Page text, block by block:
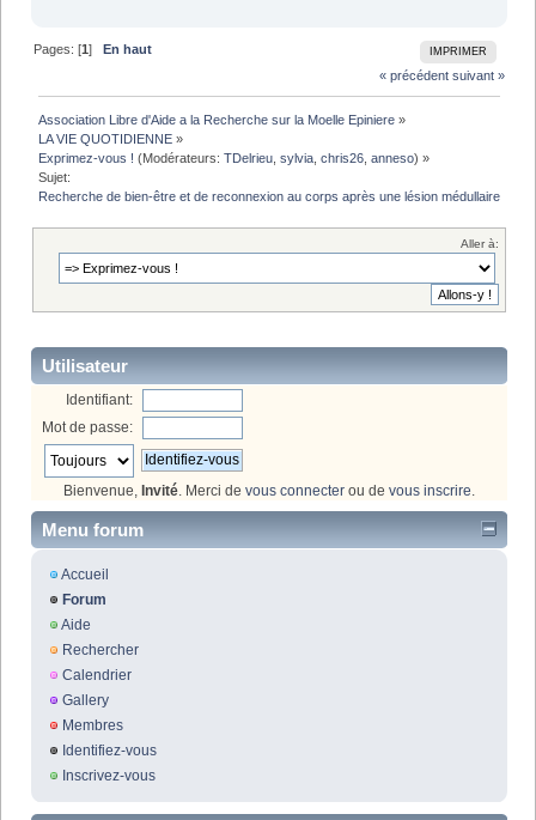
IMPRIMER
Pages: [1]
En haut
« précédent suivant »
Association Libre d'Aide a la Recherche sur la Moelle Epiniere »
LA VIE QUOTIDIENNE »
Exprimez-vous ! (Modérateurs:TDelrieu,sylvia,chris26,anneso) »
Sujet:
Recherche de bien-être et de reconnexion au corps après une lésion médullaire
Aller à:
Utilisateur
Identifiant:
Mot de passe:
Bienvenue, Invité. Merci de vous connecter ou de vous inscrire.
Menu forum
Accueil
Forum
Aide
Rechercher
Calendrier
Gallery
Membres
Identifiez-vous
Inscrivez-vous